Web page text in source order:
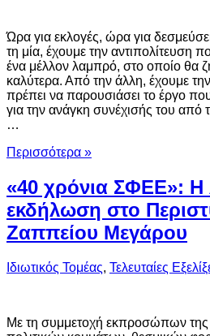
Ώρα για εκλογές, ώρα για
τη μία, έχουμε την αντιπολίτευση
ένα μέλλον λαμπρό, στο οποίο θα
καλύτερα. Από την άλλη, έχουμε
πρέπει να παρουσιάσει το έργο
για την ανάγκη συνέχισής του από
…
Περισσότερα »
«40 χρόνια ΣΦΕΕ»: Η
εκδήλωση στο
Ζαππείου Μεγάρου
Ιδιωτικός Τομέας, Τελευταίες
Με τη συμμετοχή εκπροσώπων της